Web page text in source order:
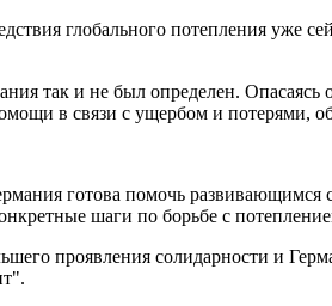
глобального потепления уже
так и не был определен. Опасаясь
в связи с ущербом и потерями,
готова помочь развивающимся
шаги по борьбе с
проявления солидарности и